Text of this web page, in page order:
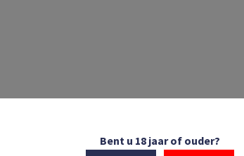
Bent u 18 jaar of ouder?